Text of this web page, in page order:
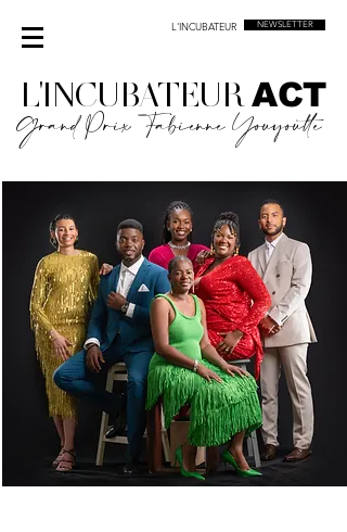
L'INCUBATEUR NEWSLETTER
L'INCUBATEURACT
Grand Prix Fabienne Youyoutte